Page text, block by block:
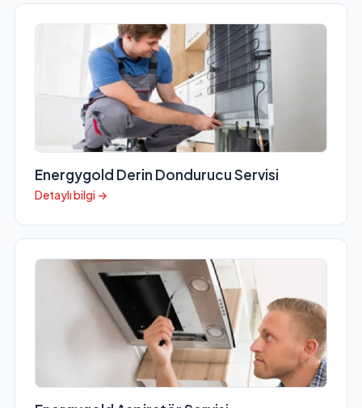
Energygold Derin Dondurucu Servisi
Detaylı bilgi →